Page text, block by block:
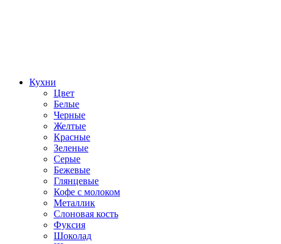
Кухни
Цвет
Белые
Черные
Желтые
Красные
Зеленые
Серые
Бежевые
Глянцевые
Кофе с молоком
Металлик
Слоновая кость
Фуксия
Шоколад